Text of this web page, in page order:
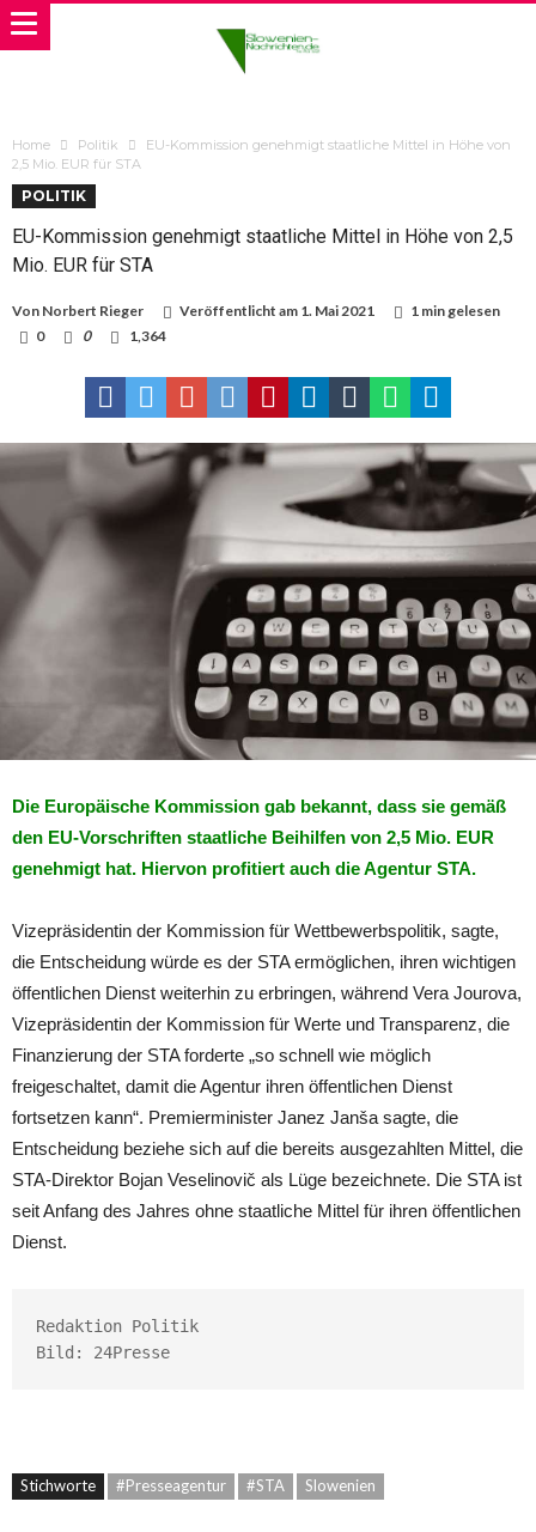
Home Politik
EU-Kommission genehmigt staatliche Mittel in Höhe von
2,5 Mio. EUR für STA
POLITIK
EU-Kommission genehmigt staatliche Mittel in Höhe von 2,5
Mio. EUR für STA
Von Norbert Rieger Veröffentlicht am 1. Mai 2021
1 min gelesen
0
0 1,364
Die Europäische Kommission gab bekannt, dass sie gemäß
den EU-Vorschriften staatliche Beihilfen von 2,5 Mio. EUR
genehmigt hat. Hiervon profitiert auch die Agentur STA.
Vizepräsidentin der Kommission für Wettbewerbspolitik, sagte,
die Entscheidung würde es der STA ermöglichen, ihren wichtigen
öffentlichen Dienst weiterhin zu erbringen, während Vera Jourova,
Vizepräsidentin der Kommission für Werte und Transparenz, die
Finanzierung der STA forderte „so schnell wie möglich
freigeschaltet, damit die Agentur ihren öffentlichen Dienst
fortsetzen kann“. Premierminister Janez Janša sagte, die
Entscheidung beziehe sich auf die bereits ausgezahlten Mittel, die
STA-Direktor Bojan Veselinovič als Lüge bezeichnete. Die STA ist
seit Anfang des Jahres ohne staatliche Mittel für ihren öffentlichen
Dienst.
Redaktion Politik
Bild: 24Presse
Stichworte #Presseagentur #STA Slowenien